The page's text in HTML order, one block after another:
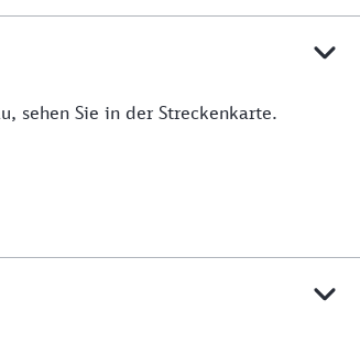
sehen Sie in der Streckenkarte.